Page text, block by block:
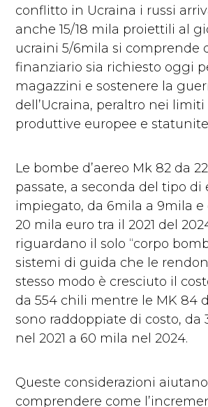
conflitto in Ucraina i russi
anche 15/18 mila proiettili al
ucraini 5/6mila si comprende
finanziario sia richiesto oggi
magazzini e sostenere la
dell’Ucraina, peraltro nei
produttive europee e
Le bombe d’aereo Mk 82 da
passate, a seconda del tipo di
impiegato, da 6mila a 9mila e
20 mila euro tra il 2021 del
riguardano il solo “corpo
sistemi di guida che le
stesso modo è cresciuto il
da 554 chili mentre le MK 84
sono raddoppiate di costo, da
nel 2021 a 60 mila nel 2024.
Queste considerazioni
comprendere come